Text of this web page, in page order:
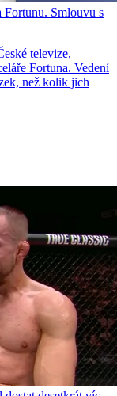
Fortunu. Smlouvu s
televize,
Fortuna. Vedení
než kolik jich